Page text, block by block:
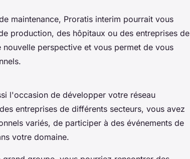
maintenance, Proratis interim pourrait vous
production, des hôpitaux ou des entreprises de
perspective et vous permet de vous
l'occasion de développer votre réseau
entreprises de différents secteurs, vous avez
variés, de participer à des événements de
votre domaine.